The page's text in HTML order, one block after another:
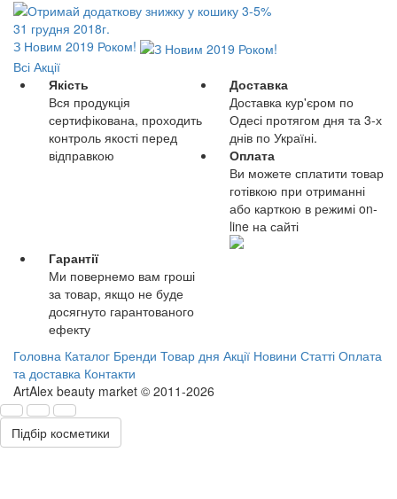
31 грудня 2018г.
З Новим 2019 Роком!
Всі Акції
Якість
Вся продукція
сертифікована, проходить
контроль якості перед
відправкою
Доставка
Доставка кур'єром по
Одесі протягом дня та 3-х
днів по Україні.
Оплата
Ви можете сплатити товар
готівкою при отриманні
або карткою в режимі on-
line на сайті
Гарантії
Ми повернемо вам гроші
за товар, якщо не буде
досягнуто гарантованого
ефекту
Головна Каталог Бренди Товар дня Акції Новини Статті Оплата
та доставка Контакти
ArtAlex beauty market © 2011-2026
Підбір косметики